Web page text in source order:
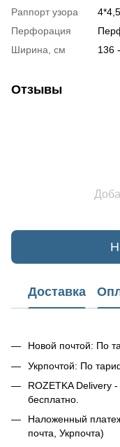
Раппорт узора
Перфорация
Ширина, см
136
Отзывы
Доставка
Новой почтой: По
Укрпочтой: По
ROZETKA Delivery
бесплатно.
Наложенный
почта, Укрпочта)